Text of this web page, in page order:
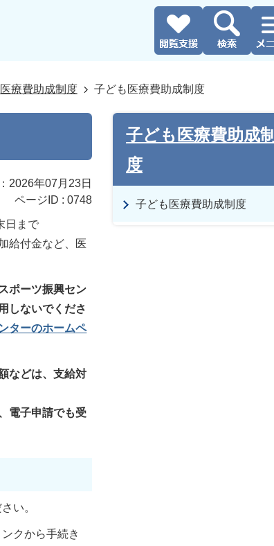
療費助成制度 子ども医療費助成制度
2026年07月23日
ページID : 0748
日まで
給付金など、医
ポーツ振興セン
しないでくださ
ターのホームペ
などは、支給対
電子申請でも受
い。
クから手続き
子ども医療費助成制
度
子ども医療費助成制度